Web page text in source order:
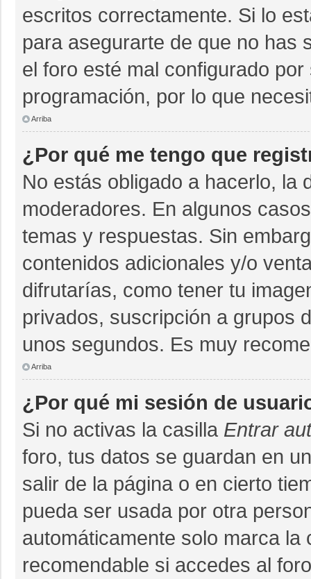
escritos correctamente. Si lo
para asegurarte de que no has
el foro esté mal configurado
programación, por lo que
Arriba
¿Por qué me tengo que
No estás obligado a hacerlo, la
moderadores. En algunos
temas y respuestas. Sin
contenidos adicionales y/o
difrutarías, como tener tu
privados, suscripción a grupos
unos segundos. Es muy
Arriba
¿Por qué mi sesión de
Si no activas la casilla Entrar
foro, tus datos se guardan en
salir de la página o en cierto
pueda ser usada por otra
automáticamente solo marca la
recomendable si accedes al